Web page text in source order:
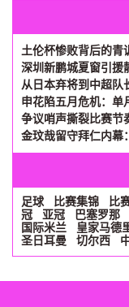
土伦杯惨败背后的青
深圳新鹏城夏窗引援
从日本弃将到中超队
申花陷五月危机：单
争议哨声撕裂比赛节
足球 比赛集锦 比
冠
亚冠 巴塞罗那
国际米兰
皇家马德
圣日耳曼
切尔西